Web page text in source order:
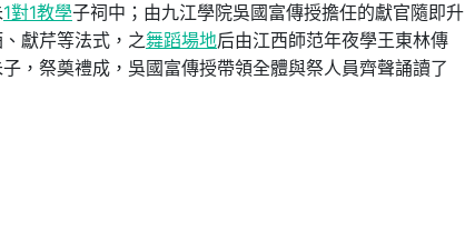
1對1教學子祠中；由九江學院吳國富傳授擔任的獻官隨即升
獻芹等法式，之舞蹈場地后由江西師范年夜學王東林傳
，祭奠禮成，吳國富傳授帶領全體與祭人員齊聲誦讀了